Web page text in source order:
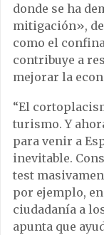
donde se ha
mitigación»,
como el
contribuye a
mejorar la
“El
turismo. Y
para venir a
inevitable.
test
por ejemplo,
ciudadanía a
apunta que